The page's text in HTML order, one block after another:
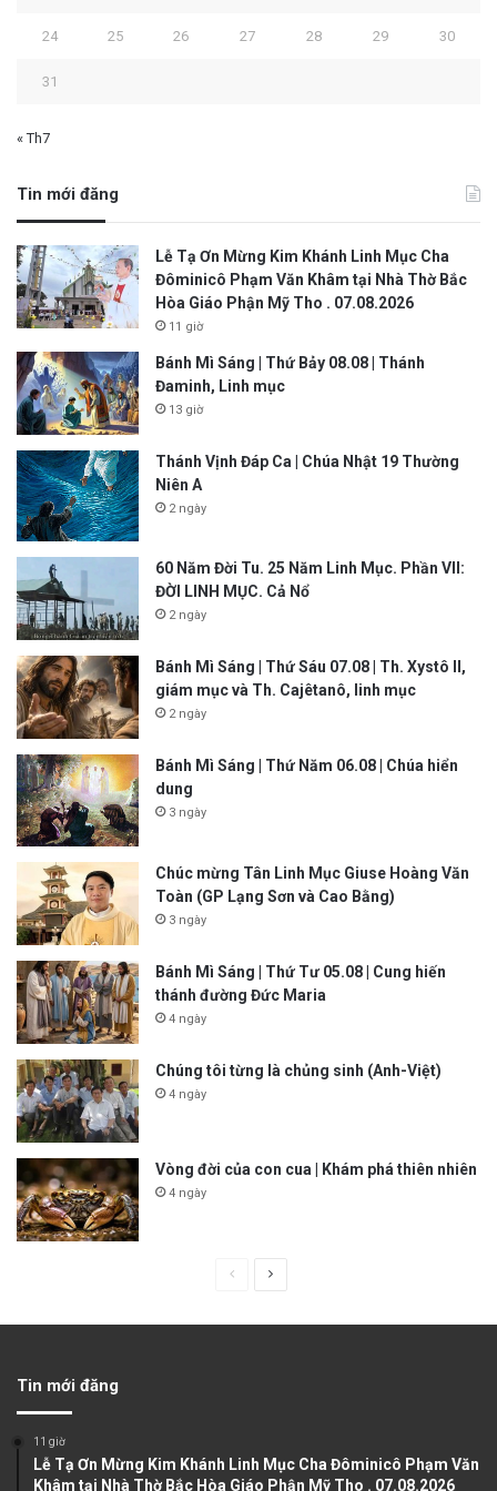
24 25 26 27 28 29 30
31
« Th7
Tin mới đăng
Lễ Tạ Ơn Mừng Kim Khánh Linh Mục Cha
Đôminicô Phạm Văn Khâm tại Nhà Thờ Bắc
Hòa Giáo Phận Mỹ Tho . 07.08.2026
11 giờ
Bánh Mì Sáng | Thứ Bảy 08.08 | Thánh
Đaminh, Linh mục
13 giờ
Thánh Vịnh Đáp Ca | Chúa Nhật 19 Thường
Niên A
2 ngày
60 Năm Đời Tu. 25 Năm Linh Mục. Phần VII:
ĐỜI LINH MỤC. Cả Nổ
2 ngày
Bánh Mì Sáng | Thứ Sáu 07.08 | Th. Xystô II,
giám mục và Th. Cajêtanô, linh mục
2 ngày
Bánh Mì Sáng | Thứ Năm 06.08 | Chúa hiển
dung
3 ngày
Chúc mừng Tân Linh Mục Giuse Hoàng Văn
Toàn (GP Lạng Sơn và Cao Bằng)
3 ngày
Bánh Mì Sáng | Thứ Tư 05.08 | Cung hiến
thánh đường Đức Maria
4 ngày
Chúng tôi từng là chủng sinh (Anh-Việt)
4 ngày
Vòng đời của con cua | Khám phá thiên nhiên
4 ngày
u
g
Tin mới đăng
11 giờ
Lễ Tạ Ơn Mừng Kim Khánh Linh Mục Cha Đôminicô Phạm Văn
Khâm tại Nhà Thờ Bắc Hòa Giáo Phận Mỹ Tho . 07.08.2026